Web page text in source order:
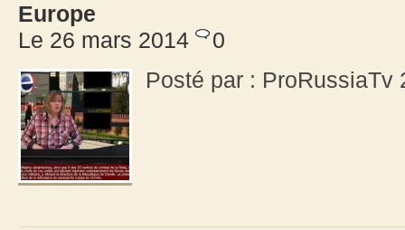
Europe
Le 26 mars 2014
0
Posté par : ProRussiaTv